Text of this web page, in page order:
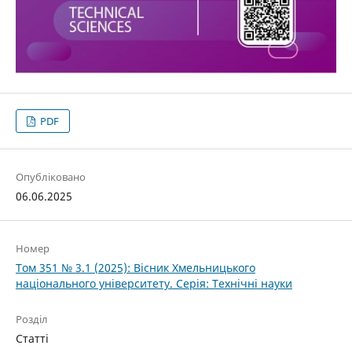
PDF
Опубліковано
06.06.2025
Номер
Том 351 № 3.1 (2025): Вісник Хмельницького
національного університету. Серія: Технічні науки
Розділ
Статті